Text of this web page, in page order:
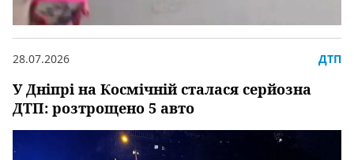
У Дніпрі на Космічній сталася серйозна
ДТП: розтрощено 5 авто
28.07.2026 ДТП